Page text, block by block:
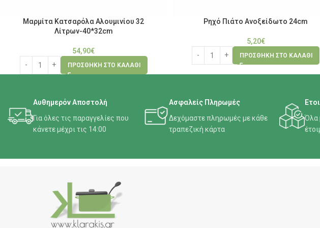
Μαρμίτα Κατσαρόλα Αλουμινίου 32
Λίτρων-40*32cm
54,90€
ΠΡΟΣΘΉΚΗ ΣΤΟ ΚΑΛΆΘΙ
Ρηχό Πιάτο Aνοξείδωτο 24cm
5,20€
ΠΡΟΣΘΉΚΗ ΣΤΟ ΚΑΛΆΘΙ
Αυθημερόν Αποστολή
Για όλες τις παραγγελίες που
κάνετε μέχρι τις 14:00
Ασφαλείς Πληρωμές
Δεχόμαστε πληρωμές με κάθε
τραπεζική κάρτα
Όλα